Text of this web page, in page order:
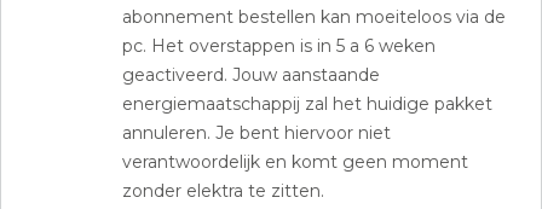
abonnement bestellen kan moeiteloos via de
pc. Het overstappen is in 5 a 6 weken
geactiveerd. Jouw aanstaande
energiemaatschappij zal het huidige pakket
annuleren. Je bent hiervoor niet
verantwoordelijk en komt geen moment
zonder elektra te zitten.